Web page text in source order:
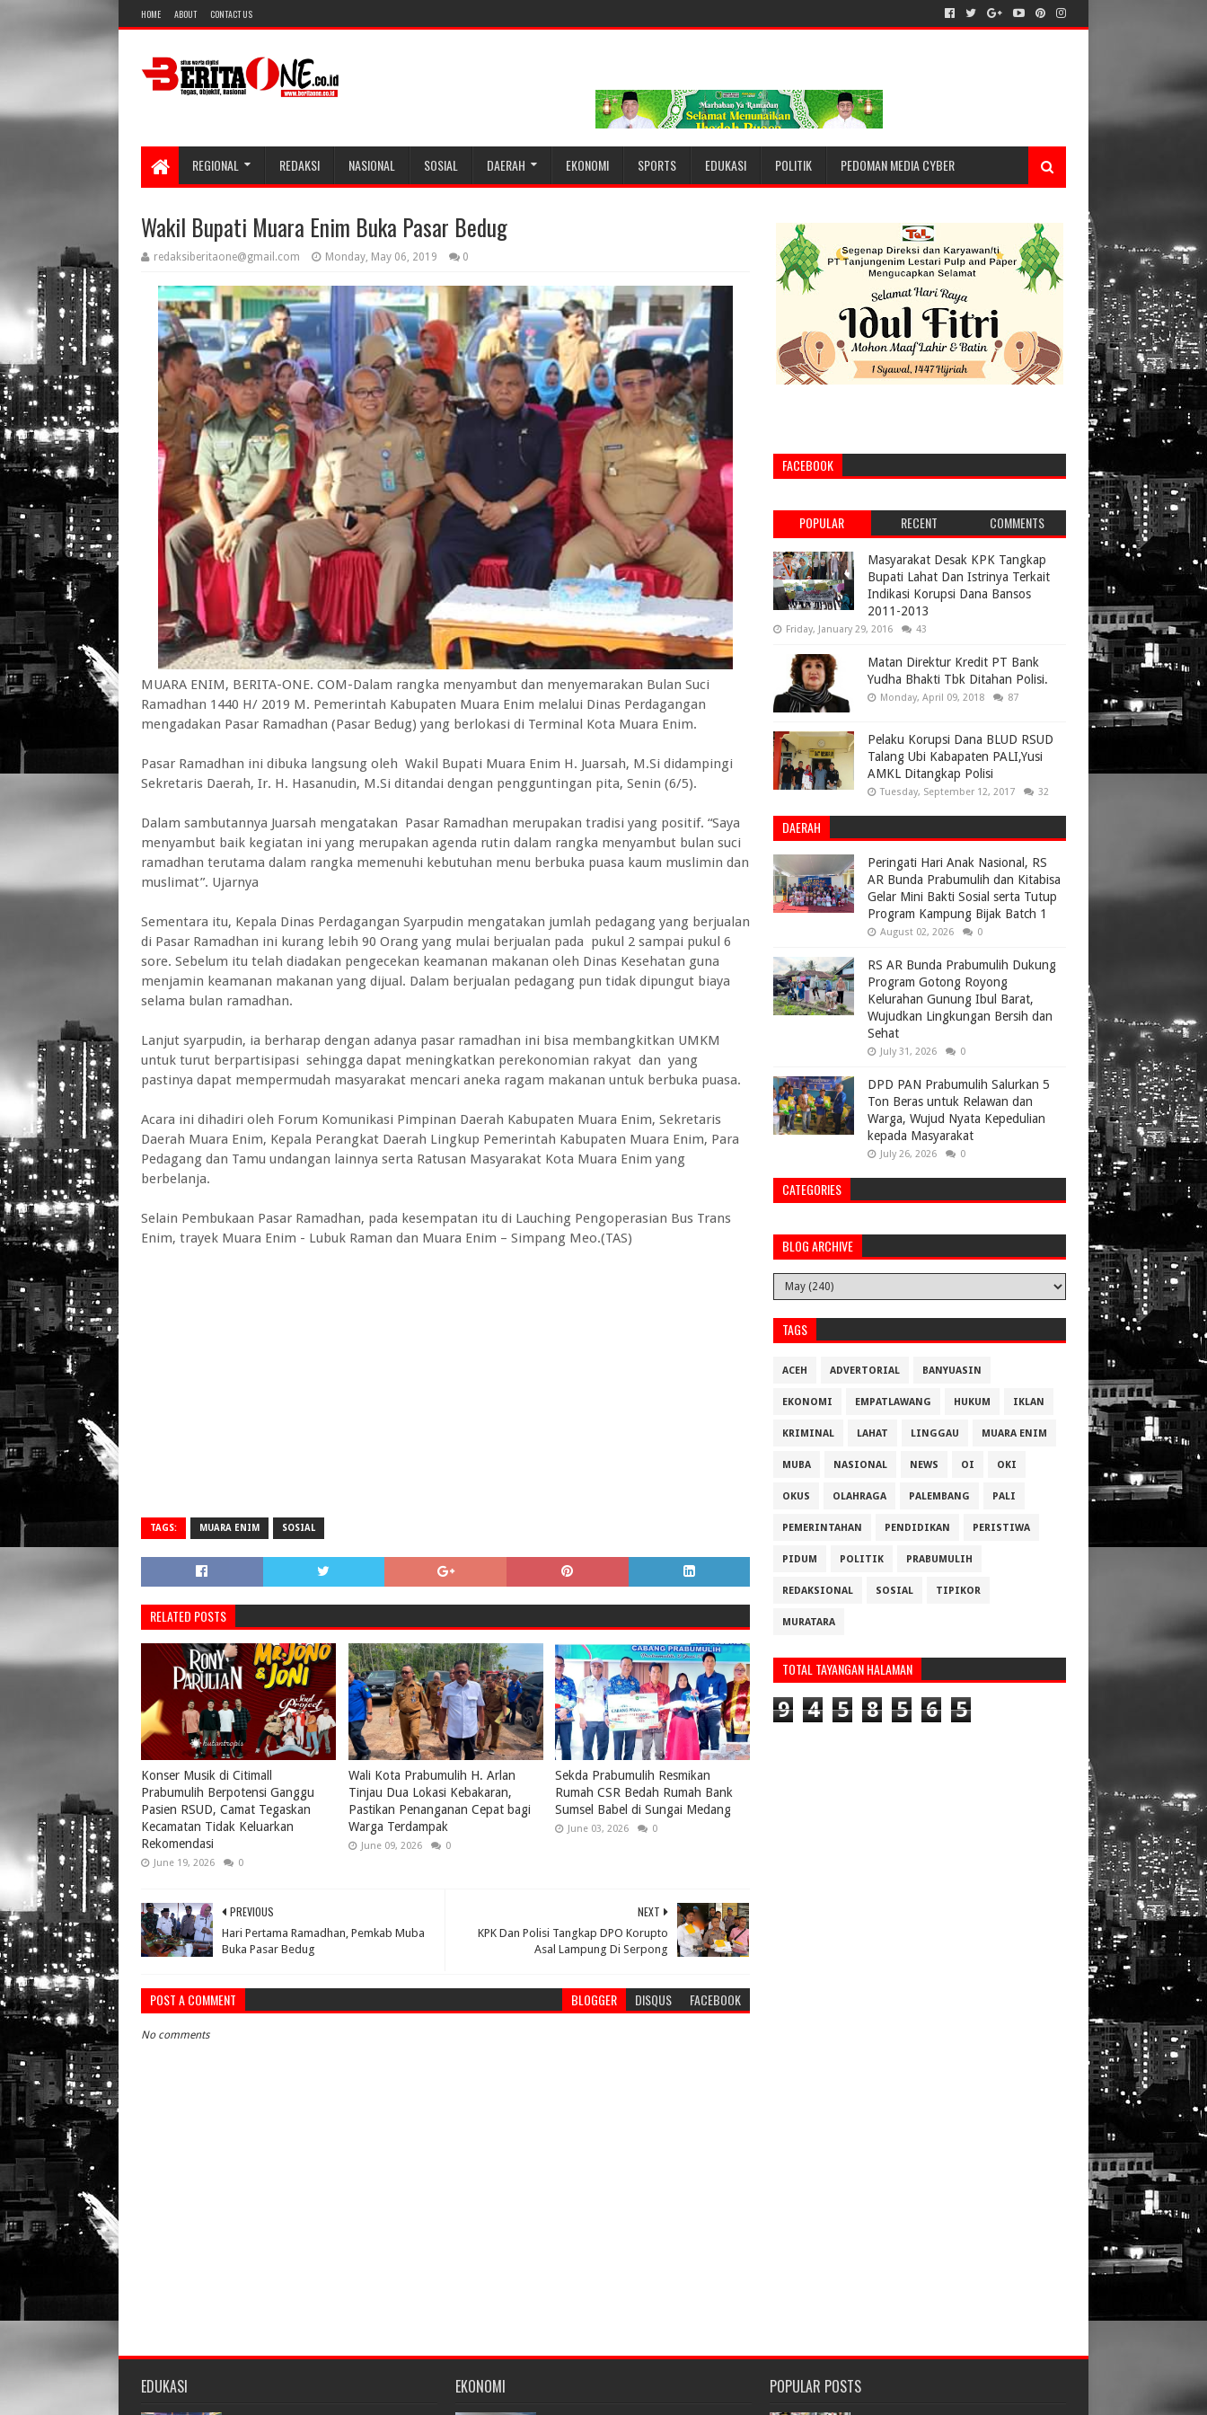
HOME ABOUT CONTACT US
REGIONAL REDAKSI NASIONAL SOSIAL DAERAH EKONOMI SPORTS EDUKASI POLITIK PEDOMAN MEDIA CYBER
Wakil Bupati Muara Enim Buka Pasar Bedug
redaksiberitaone@gmail.com Monday, May 06, 2019 0
MUARA ENIM, BERITA-ONE. COM-Dalam rangka menyambut dan menyemarakan Bulan Suci
Ramadhan 1440 H/ 2019 M. Pemerintah Kabupaten Muara Enim melalui Dinas Perdagangan
mengadakan Pasar Ramadhan (Pasar Bedug) yang berlokasi di Terminal Kota Muara Enim.
Pasar Ramadhan ini dibuka langsung oleh Wakil Bupati Muara Enim H. Juarsah, M.Si didampingi
Sekretaris Daerah, Ir. H. Hasanudin, M.Si ditandai dengan pengguntingan pita, Senin (6/5).
Dalam sambutannya Juarsah mengatakan Pasar Ramadhan merupakan tradisi yang positif. “Saya
menyambut baik kegiatan ini yang merupakan agenda rutin dalam rangka menyambut bulan suci
ramadhan terutama dalam rangka memenuhi kebutuhan menu berbuka puasa kaum muslimin dan
muslimat”. Ujarnya
Sementara itu, Kepala Dinas Perdagangan Syarpudin mengatakan jumlah pedagang yang berjualan
di Pasar Ramadhan ini kurang lebih 90 Orang yang mulai berjualan pada pukul 2 sampai pukul 6
sore. Sebelum itu telah diadakan pengecekan keamanan makanan oleh Dinas Kesehatan guna
menjamin keamanan makanan yang dijual. Dalam berjualan pedagang pun tidak dipungut biaya
selama bulan ramadhan.
Lanjut syarpudin, ia berharap dengan adanya pasar ramadhan ini bisa membangkitkan UMKM
untuk turut berpartisipasi sehingga dapat meningkatkan perekonomian rakyat dan yang
pastinya dapat mempermudah masyarakat mencari aneka ragam makanan untuk berbuka puasa.
Acara ini dihadiri oleh Forum Komunikasi Pimpinan Daerah Kabupaten Muara Enim, Sekretaris
Daerah Muara Enim, Kepala Perangkat Daerah Lingkup Pemerintah Kabupaten Muara Enim, Para
Pedagang dan Tamu undangan lainnya serta Ratusan Masyarakat Kota Muara Enim yang
berbelanja.
Selain Pembukaan Pasar Ramadhan, pada kesempatan itu di Lauching Pengoperasian Bus Trans
Enim, trayek Muara Enim - Lubuk Raman dan Muara Enim – Simpang Meo.(TAS)
TAGS: MUARA ENIM SOSIAL
RELATED POSTS
Konser Musik di Citimall
Prabumulih Berpotensi Ganggu
Pasien RSUD, Camat Tegaskan
Kecamatan Tidak Keluarkan
Rekomendasi
June 19, 2026 0
Wali Kota Prabumulih H. Arlan
Tinjau Dua Lokasi Kebakaran,
Pastikan Penanganan Cepat bagi
Warga Terdampak
June 09, 2026 0
Sekda Prabumulih Resmikan
Rumah CSR Bedah Rumah Bank
Sumsel Babel di Sungai Medang
June 03, 2026 0
NEXT
KPK Dan Polisi Tangkap DPO Korupto
Asal Lampung Di Serpong
PREVIOUS
Hari Pertama Ramadhan, Pemkab Muba
Buka Pasar Bedug
POST A COMMENT BLOGGER DISQUS FACEBOOK
No comments
FACEBOOK
POPULAR RECENT COMMENTS
Masyarakat Desak KPK Tangkap
Bupati Lahat Dan Istrinya Terkait
Indikasi Korupsi Dana Bansos
2011-2013
Friday, January 29, 2016 43
Matan Direktur Kredit PT Bank
Yudha Bhakti Tbk Ditahan Polisi.
Monday, April 09, 2018 87
Pelaku Korupsi Dana BLUD RSUD
Talang Ubi Kabapaten PALI,Yusi
AMKL Ditangkap Polisi
Tuesday, September 12, 2017 32
DAERAH
Peringati Hari Anak Nasional, RS
AR Bunda Prabumulih dan Kitabisa
Gelar Mini Bakti Sosial serta Tutup
Program Kampung Bijak Batch 1
August 02, 2026 0
RS AR Bunda Prabumulih Dukung
Program Gotong Royong
Kelurahan Gunung Ibul Barat,
Wujudkan Lingkungan Bersih dan
Sehat
July 31, 2026 0
DPD PAN Prabumulih Salurkan 5
Ton Beras untuk Relawan dan
Warga, Wujud Nyata Kepedulian
kepada Masyarakat
July 26, 2026 0
CATEGORIES
BLOG ARCHIVE
TAGS
ACEH ADVERTORIAL BANYUASIN
EKONOMI EMPATLAWANG HUKUM IKLAN
KRIMINAL LAHAT LINGGAU MUARA ENIM
MUBA NASIONAL NEWS OI OKI
OKUS OLAHRAGA PALEMBANG PALI
PEMERINTAHAN PENDIDIKAN PERISTIWA
PIDUM POLITIK PRABUMULIH
REDAKSIONAL SOSIAL TIPIKOR
MURATARA
TOTAL TAYANGAN HALAMAN
9 4 5 8 5 6 5
EDUKASI EKONOMI POPULAR POSTS